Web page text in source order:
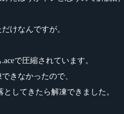
けなんですが。
で圧縮されています。
きなかったので、
としてきたら解凍できました。